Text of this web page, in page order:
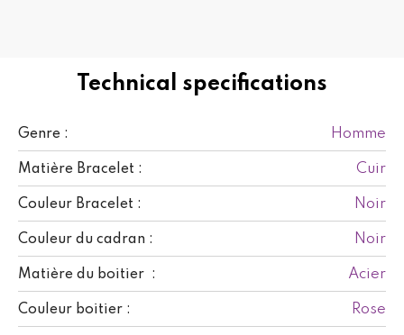
Technical specifications
Genre : Homme
Matière Bracelet : Cuir
Couleur Bracelet : Noir
Couleur du cadran : Noir
Matière du boitier : Acier
Couleur boitier : Rose